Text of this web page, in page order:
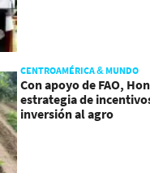
CENTROAMÉRICA & MUNDO
Con apoyo de FAO,
estrategia de
inversión al agro